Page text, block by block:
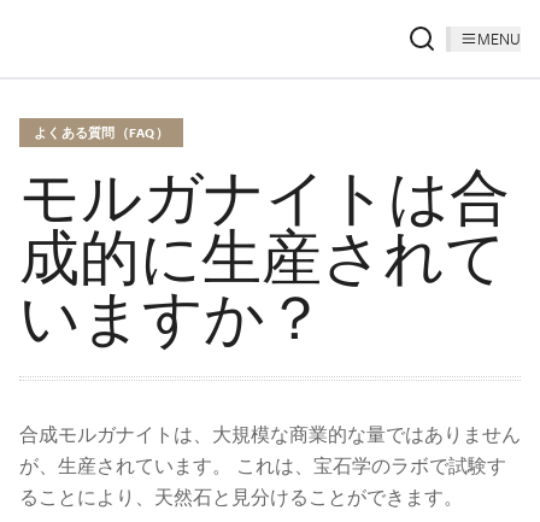
MENU
よくある質問（FAQ）
モルガナイトは合
成的に生産されて
いますか？
合成モルガナイトは、大規模な商業的な量ではありません
が、生産されています。 これは、宝石学のラボで試験す
ることにより、天然石と見分けることができます。